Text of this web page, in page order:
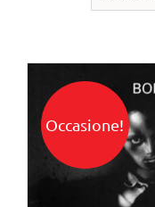
Occasione!